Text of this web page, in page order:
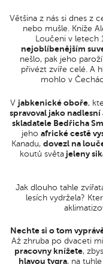
Většina z nás si dnes z
nebo mušle. Kníže
Loučeni v letech
nejoblíbenějším
nešlo, pak jeho
přivézt zvíře celé. A
mohlo v
V jabkenické oboře,
spravoval jako
skladatele Bedřicha
jeho africké cestě
Kanadu, dovezl na
koutů světajeleny
Jak dlouho tahle
lesích vydržela?
Nechte si o tom
Až zhruba po dvaceti
pracovny knížete,
hlavou tygra, na